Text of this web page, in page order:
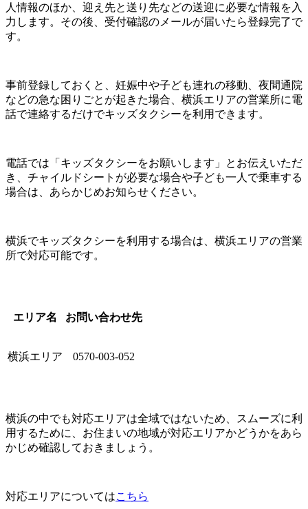
人情報のほか、迎え先と送り先などの送迎に必要な情報を入
力します。その後、受付確認のメールが届いたら登録完了で
す。
事前登録しておくと、妊娠中や子ども連れの移動、夜間通院
などの急な困りごとが起きた場合、横浜エリアの営業所に電
話で連絡するだけでキッズタクシーを利用できます。
電話では「キッズタクシーをお願いします」とお伝えいただ
き、チャイルドシートが必要な場合や子ども一人で乗車する
場合は、あらかじめお知らせください。
横浜でキッズタクシーを利用する場合は、横浜エリアの営業
所で対応可能です。
エリア名 お問い合わせ先
横浜エリア 0570-003-052
横浜の中でも対応エリアは全域ではないため、スムーズに利
用するために、お住まいの地域が対応エリアかどうかをあら
かじめ確認しておきましょう。
対応エリアについてはこちら